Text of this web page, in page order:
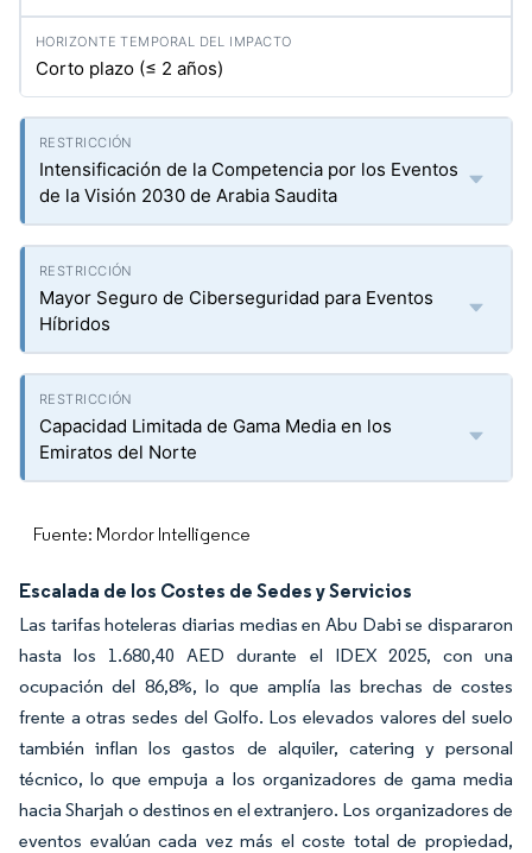
Corto plazo (≤ 2 años)
Intensificación de la Competencia por los Eventos
de la Visión 2030 de Arabia Saudita
Mayor Seguro de Ciberseguridad para Eventos
Híbridos
Capacidad Limitada de Gama Media en los
Emiratos del Norte
Fuente: Mordor Intelligence
Escalada de los Costes de Sedes y Servicios
Las tarifas hoteleras diarias medias en Abu Dabi se dispararon
hasta los 1.680,40 AED durante el IDEX 2025, con una
ocupación del 86,8%, lo que amplía las brechas de costes
frente a otras sedes del Golfo. Los elevados valores del suelo
también inflan los gastos de alquiler, catering y personal
técnico, lo que empuja a los organizadores de gama media
hacia Sharjah o destinos en el extranjero. Los organizadores de
eventos evalúan cada vez más el coste total de propiedad,